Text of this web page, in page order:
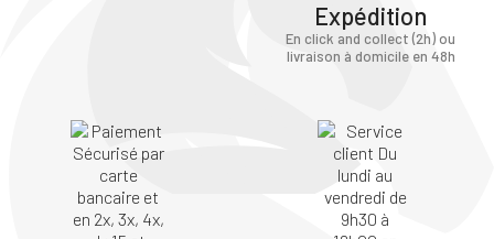
Expédition
En click and collect (2h) ou
livraison à domicile en 48h